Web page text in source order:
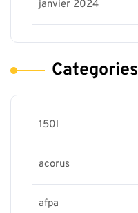
janvier 2024
Categories
150l
acorus
afpa